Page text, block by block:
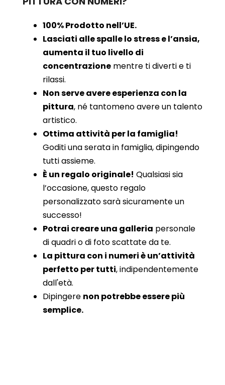
100% Prodotto nell’UE.
Lasciati alle spalle lo stress e l’ansia,
aumenta il tuo livello di
concentrazione mentre ti diverti e ti
rilassi.
Non serve avere esperienza con la
pittura, né tantomeno avere un talento
artistico.
Ottima attività per la famiglia!
Goditi una serata in famiglia, dipingendo
tutti assieme.
È un regalo originale! Qualsiasi sia
l’occasione, questo regalo
personalizzato sarà sicuramente un
successo!
Potrai creare una galleria personale
di quadri o di foto scattate da te.
La pittura con i numeri è un’attività
perfetto per tutti, indipendentemente
dall'età.
Dipingere non potrebbe essere più
semplice.